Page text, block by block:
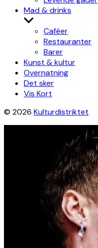
Mad & drinks
Show
sub
menu
Caféer
Restauranter
Barer
Kunst & kultur
Overnatning
Det sker
Vis Kort
© 2026 Kulturdistriktet